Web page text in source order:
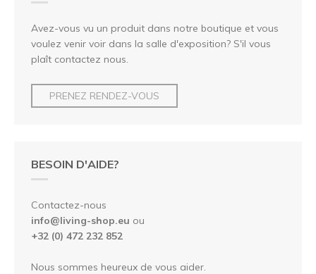
Avez-vous vu un produit dans notre boutique et vous
voulez venir voir dans la salle d'exposition? S'il vous
plaît contactez nous.
PRENEZ RENDEZ-VOUS
BESOIN D'AIDE?
Contactez-nous
info@living-shop.eu ou
+32 (0) 472 232 852
Nous sommes heureux de vous aider.